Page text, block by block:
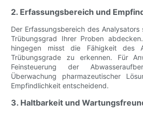
2. Erfassungsbereich und
Der Erfassungsbereich des
Trübungsgrad Ihrer Proben
hingegen misst die Fähigkeit des
Trübungsgrade zu erkennen. Für
Feinsteuerung der
Überwachung pharmazeutischer
Empfindlichkeit entscheidend.
3. Haltbarkeit und